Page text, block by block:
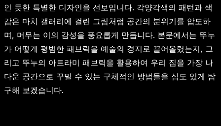
인 듯한 특별한 디자인을 선보입니다. 각양각색의 패턴과 색
감은 마치 갤러리에 걸린 그림처럼 공간의 분위기를 압도하
며, 머무는 이의 감성을 풍요롭게 만듭니다. 본문에서는 뚜누
가 어떻게 평범한 패브릭을 예술의 경지로 끌어올렸는지, 그
리고 뚜누의 아트라미 패브릭을 활용하여 우리 집을 가장 나
다운 공간으로 꾸밀 수 있는 구체적인 방법들을 심도 있게 탐
구해 보겠습니다.